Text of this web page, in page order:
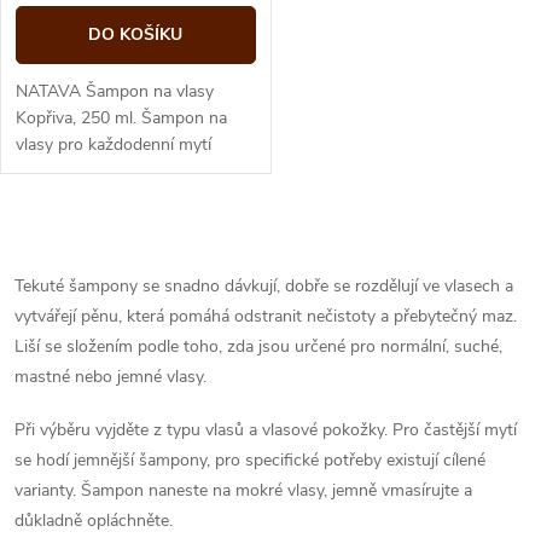
DO KOŠÍKU
NATAVA Šampon na vlasy
Kopřiva, 250 ml. Šampon na
vlasy pro každodenní mytí
vlasů.
v
l
á
d
a
c
Tekuté šampony se snadno dávkují, dobře se rozdělují ve vlasech a
vytvářejí pěnu, která pomáhá odstranit nečistoty a přebytečný maz.
Liší se složením podle toho, zda jsou určené pro normální, suché,
mastné nebo jemné vlasy.
Při výběru vyjděte z typu vlasů a vlasové pokožky. Pro častější mytí
se hodí jemnější šampony, pro specifické potřeby existují cílené
varianty. Šampon naneste na mokré vlasy, jemně vmasírujte a
důkladně opláchněte.